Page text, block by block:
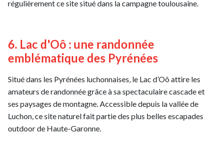
régulièrement ce site situé dans la campagne toulousaine.
6. Lac d'Oô : une randonnée
emblématique des Pyrénées
Situé dans les Pyrénées luchonnaises, le Lac d’Oô attire les
amateurs de randonnée grâce à sa spectaculaire cascade et
ses paysages de montagne. Accessible depuis la vallée de
Luchon, ce site naturel fait partie des plus belles escapades
outdoor de Haute-Garonne.